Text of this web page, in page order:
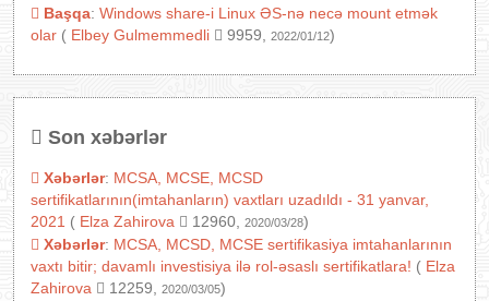
Başqa: Windows share-i Linux ƏS-nə necə mount etmək
olar ( Elbey Gulmemmedli 9959, 2022/01/12)
Son xəbərlər
Xəbərlər: MCSA, MCSE, MCSD
sertifikatlarının(imtahanların) vaxtları uzadıldı - 31 yanvar,
2021 ( Elza Zahirova 12960, 2020/03/28)
Xəbərlər: MCSA, MCSD, MCSE sertifikasiya imtahanlarının
vaxtı bitir; davamlı investisiya ilə rol-əsaslı sertifikatlara! ( Elza
Zahirova
12259, 2020/03/05)